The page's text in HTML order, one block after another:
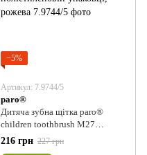
−5%
Артикул: 7.9744/5
paro®
Дитяча зубна щітка paro®
children toothbrush M27
середньої жорсткості, з
монопучковою насадкою в
216 грн 227 грн